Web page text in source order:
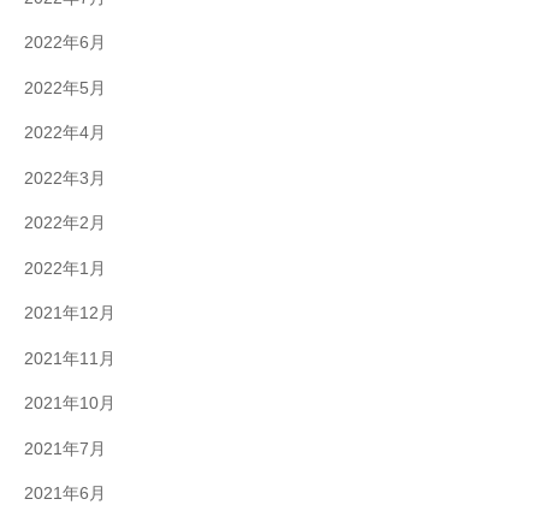
2022年6月
2022年5月
2022年4月
2022年3月
2022年2月
2022年1月
2021年12月
2021年11月
2021年10月
2021年7月
2021年6月